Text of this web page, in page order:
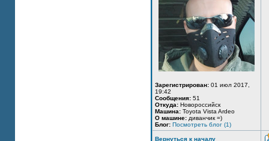
Зарегистрирован: 01 июл 2017,
19:42
Сообщения: 51
Откуда: Новороссийск
Машина: Toyota Vista Ardeo
О машине: диванчик =)
Блог: Посмотреть блог (1)
Вернуться к началу